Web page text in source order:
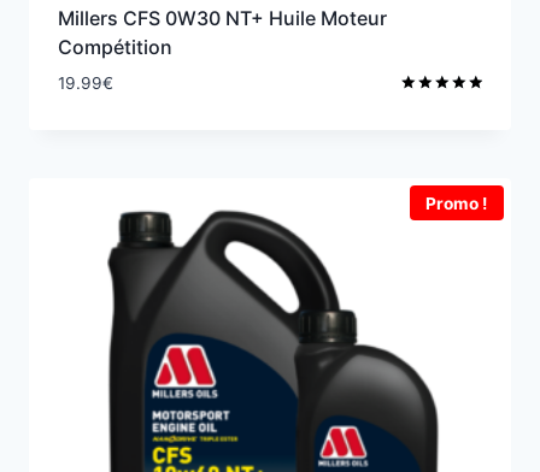
Millers CFS 0W30 NT+ Huile Moteur
Compétition
19.99€
Promo !